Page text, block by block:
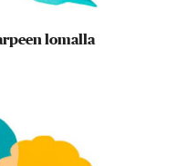
lomalla